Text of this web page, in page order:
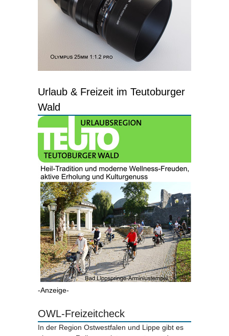
Urlaub & Freizeit im Teutoburger
Wald
-Anzeige-
OWL-Freizeitcheck
In der Region Ostwestfalen und Lippe gibt es